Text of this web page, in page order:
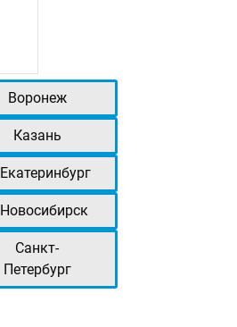
Воронеж
Казань
Екатеринбург
Новосибирск
Санкт-
Петербург